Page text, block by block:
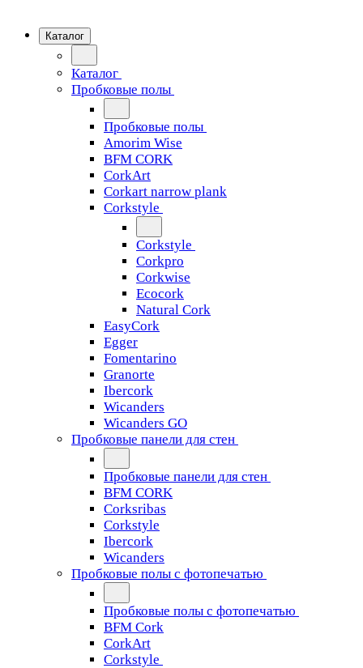
Каталог
Каталог
Пробковые полы
Пробковые полы
Amorim Wise
BFM CORK
CorkArt
Corkart narrow plank
Corkstyle
Corkstyle
Corkpro
Corkwise
Ecocork
Natural Cork
EasyCork
Egger
Fomentarino
Granorte
Ibercork
Wicanders
Wicanders GO
Пробковые панели для стен
Пробковые панели для стен
BFM CORK
Corksribas
Corkstyle
Ibercork
Wicanders
Пробковые полы с фотопечатью
Пробковые полы с фотопечатью
BFM Cork
CorkArt
Corkstyle